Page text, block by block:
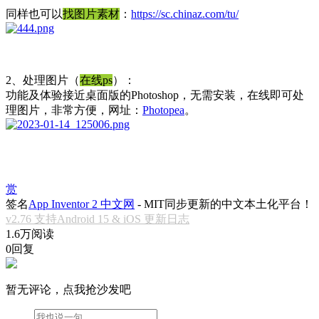
同样也可以找图片素材 ： https://sc.chinaz.com/tu/
2、处理图片（在线ps）：
功能及体验接近桌面版的Photoshop，无需安装，在线即可处
理图片，非常方便，网址： Photopea。
赏
签名App Inventor 2 中文网 - MIT同步更新的中文本土化平台！
v2.76 支持Android 15 & iOS 更新日志
1.6万阅读
0回复
暂无评论，点我抢沙发吧